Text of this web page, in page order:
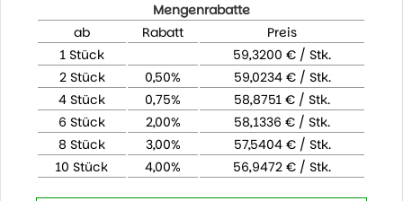
Mengenrabatte
ab
Rabatt
Preis
1 Stück
59,3200 € / Stk.
2 Stück
0,50%
59,0234 € / Stk.
4 Stück
0,75%
58,8751 € / Stk.
6 Stück
2,00%
58,1336 € / Stk.
8 Stück
3,00%
57,5404 € / Stk.
10 Stück
4,00% 56,9472 € / Stk.